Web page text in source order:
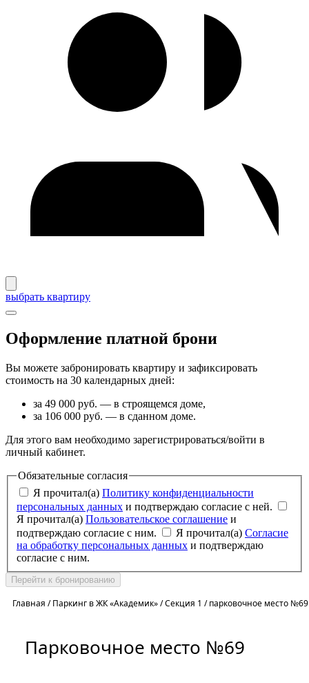
выбрать квартиру
Оформление платной брони
Вы можете забронировать квартиру и зафиксировать
стоимость на 30 календарных дней:
за 49 000 руб. — в строящемся доме,
за 106 000 руб. — в сданном доме.
Для этого вам необходимо зарегистрироваться/войти в
личный кабинет.
Обязательные согласия
Я прочитал(а) Политику конфиденциальности
персональных данных и подтверждаю согласие с ней.
Я прочитал(а) Пользовательское соглашение
подтверждаю согласие с ним.
Я прочитал(а) Согласие
на обработку персональных данных
согласие с ним.
Перейти к бронированию
Главная /Паркинг в ЖК «Академик»/Секция 1 /парковочное место №69
Парковочное место №69